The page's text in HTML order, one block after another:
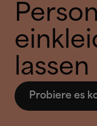
lassen
Probiere es